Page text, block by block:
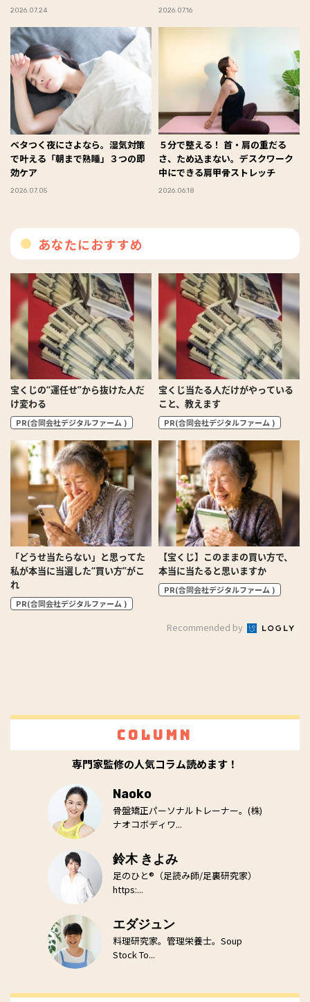
2026.07.24 2026.07.16
ベタつく夜にさよなら。湿気対策
で叶える「朝まで熟睡」３つの即
効ケア
2026.07.05
５分で整える！ 首・肩の重だる
さ、ため込まない。デスクワーク
中にできる肩甲骨ストレッチ
2026.06.18
あなたにおすすめ
宝くじの“運任せ”から抜けた人だ
け変わる
PR(合同会社デジタルファーム )
宝くじ当たる人だけがやっている
こと、教えます
PR(合同会社デジタルファーム )
「どうせ当たらない」と思ってた
私が本当に当選した“買い方”がこ
れ
PR(合同会社デジタルファーム )
【宝くじ】このままの買い方で、
本当に当たると思いますか
PR(合同会社デジタルファーム )
Recommended by
Column
専門家監修の人気コラム読めます！
Naoko
骨盤矯正パーソナルトレーナー。(株)
ナオコボディワ...
鈴木 きよみ
足のひと®（足読み師/足裏研究家）
https:...
エダジュン
料理研究家。管理栄養士。Soup
Stock To...